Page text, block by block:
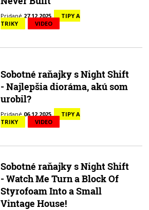
Pridané 27.12.2025
TIPY A
TRIKY
VIDEO
Sobotné raňajky s Night Shift
- Najlepšia dioráma, akú som
urobil?
Pridané 06.12.2025
TIPY A
TRIKY
VIDEO
Sobotné raňajky s Night Shift
- Watch Me Turn a Block Of
Styrofoam Into a Small
Vintage House!